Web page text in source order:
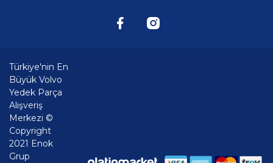
Türkiye'nin En
Büyük Volvo
Yedek Parça
Alışveriş
Merkezi ©
Copyright
2021 Enok
Grup